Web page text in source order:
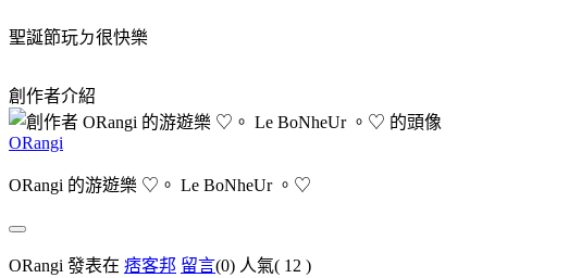
聖誕節玩ㄉ很快樂
創作者介紹
ORangi
ORangi 的游遊樂 ♡。 Le BoNheUr 。♡
ORangi 發表在 痞客邦 留言(0) 人氣( 12 )